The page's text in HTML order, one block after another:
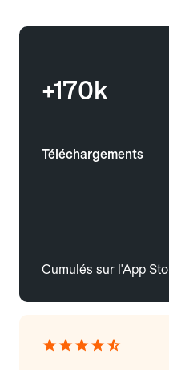
+170k
Téléchargements
Cumulés sur l'App